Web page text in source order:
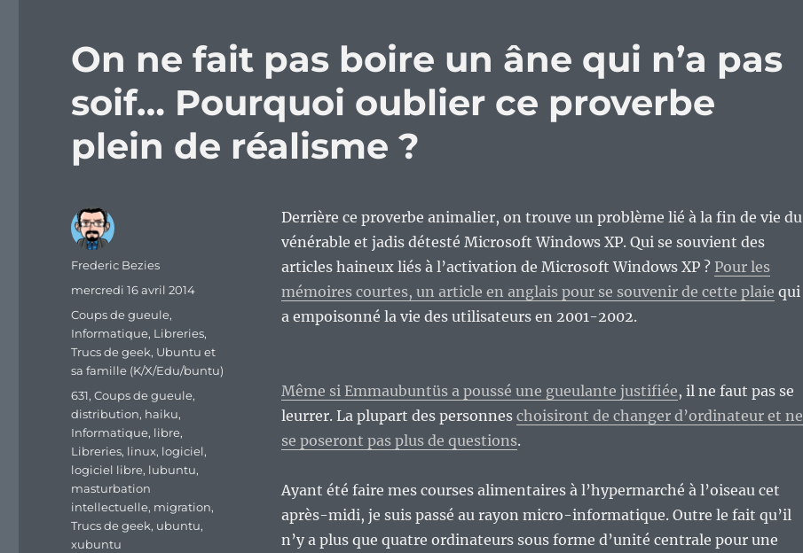
On ne fait pas boire un âne qui n’a pas
soif… Pourquoi oublier ce proverbe
plein de réalisme ?
Derrière ce proverbe animalier, on trouve un problème lié à la fin de vie du
vénérable et jadis détesté Microsoft Windows XP. Qui se souvient des
articles haineux liés à l’activation de Microsoft Windows XP ? Pour les
mémoires courtes, un article en anglais pour se souvenir de cette plaie qui
a empoisonné la vie des utilisateurs en 2001-2002.
Même si Emmaubuntüs a poussé une gueulante justifiée, il ne faut pas se
leurrer. La plupart des personnes choisiront de changer d’ordinateur et ne
se poseront pas plus de questions.
Ayant été faire mes courses alimentaires à l’hypermarché à l’oiseau cet
après-midi, je suis passé au rayon micro-informatique. Outre le fait qu’il
n’y a plus que quatre ordinateurs sous forme d’unité centrale pour une
Auteur
Frederic Bezies
Publié
mercredi 16 avril 2014
Catégories
Coups de gueule,
Informatique, Libreries,
Trucs de geek, Ubuntu et
sa famille (K/X/Edu/buntu)
Étiquettes
631,Coups de gueule,
distribution, haiku,
Informatique, libre,
Libreries, linux, logiciel,
logiciel libre, lubuntu,
masturbation
intellectuelle, migration,
Trucs de geek, ubuntu,
xubuntu